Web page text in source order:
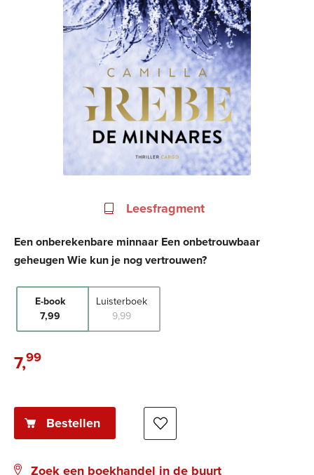
Een onberekenbare minnaar Een onbetrouwbaar
geheugen Wie kun je nog vertrouwen?
E-book
7,99
Luisterboek
9,99
E-
7,99
Bestellen
Zoek een boekhandel in de buurt
Leesfragment